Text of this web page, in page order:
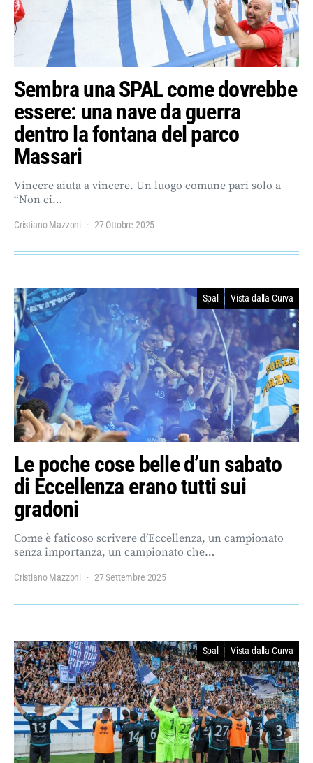
Sembra una SPAL come dovrebbe
essere: una nave da guerra
dentro la fontana del parco
Massari
Vincere aiuta a vincere. Un luogo comune pari solo a
“Non ci…
Cristiano Mazzoni 27 Ottobre 2025
Spal Vista dalla Curva
Le poche cose belle d’un sabato
di Eccellenza erano tutti sui
gradoni
Come è faticoso scrivere d’Eccellenza, un campionato
senza importanza, un campionato che…
Cristiano Mazzoni 27 Settembre 2025
Spal Vista dalla Curva